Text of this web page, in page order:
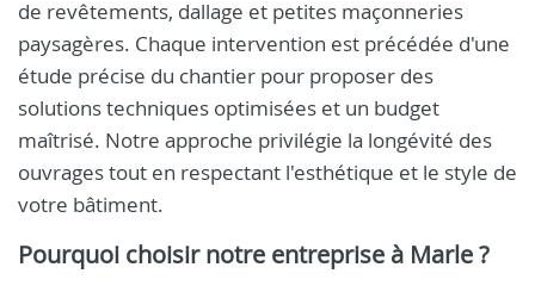
de revêtements, dallage et petites maçonneries
paysagères. Chaque intervention est précédée d'une
étude précise du chantier pour proposer des
solutions techniques optimisées et un budget
maîtrisé. Notre approche privilégie la longévité des
ouvrages tout en respectant l'esthétique et le style de
votre bâtiment.
Pourquoi choisir notre entreprise à Marle ?